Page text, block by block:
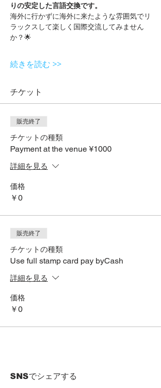
りの安定した言語交換です。
海外に行かずに海外に来たような雰囲気でリ
ラックスして楽しく国際交流してみません
か？🌟
続きを読む >>
チケット
販売終了
チケットの種類
Payment at the venue ¥1000
詳細を見る
価格
￥0
販売終了
チケットの種類
Use full stamp card pay byCash
詳細を見る
価格
￥0
SNSでシェアする